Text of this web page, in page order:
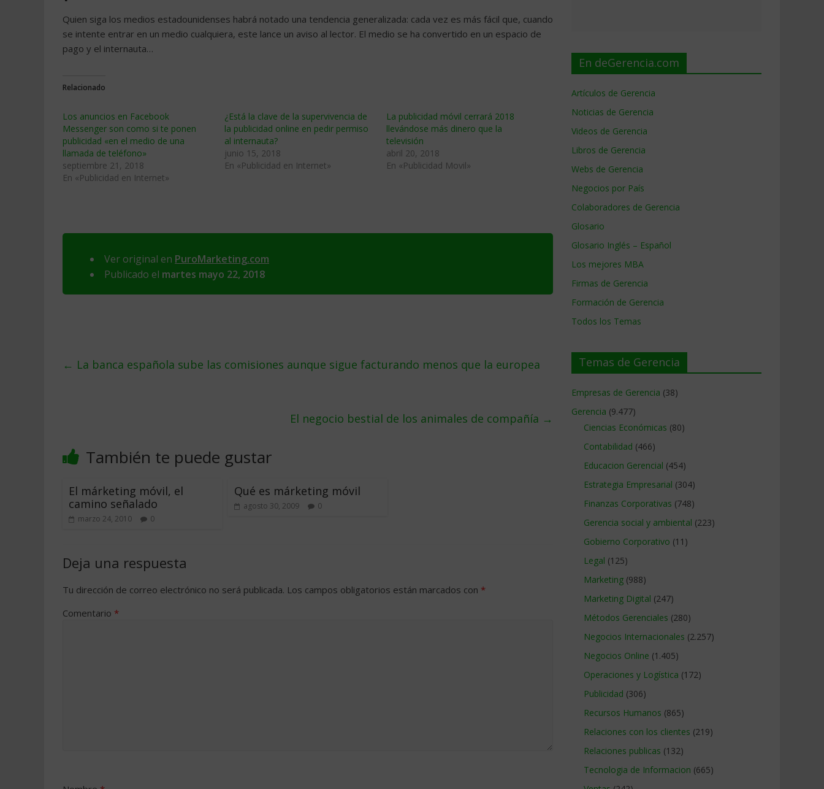
Quien siga los medios estadounidenses habrá notado una tendencia generalizada: cada vez es más fácil que, cuando
se intente entrar en un medio cualquiera, este lance un aviso al lector. El medio se ha convertido en un espacio de
pago y el internauta…
Relacionado
Los anuncios en Facebook
Messenger son como si te ponen
publicidad «en el medio de una
llamada de teléfono»
septiembre 21, 2018
En «Publicidad en Internet»
¿Está la clave de la supervivencia de
la publicidad online en pedir permiso
al internauta?
junio 15, 2018
En «Publicidad en Internet»
La publicidad móvil cerrará 2018
llevándose más dinero que la
televisión
abril 20, 2018
En «Publicidad Movil»
Ver original en PuroMarketing.com
Publicado el martes mayo 22, 2018
← La banca española sube las comisiones aunque sigue facturando menos que la europea
El negocio bestial de los animales de compañía →
También te puede gustar
El márketing móvil, el
camino señalado
marzo 24, 2010 0
Qué es márketing móvil
agosto 30, 2009 0
Deja una respuesta
Tu dirección de correo electrónico no será publicada. Los campos obligatorios están marcados con *
Comentario *
En deGerencia.com
Artículos de Gerencia
Noticias de Gerencia
Videos de Gerencia
Libros de Gerencia
Webs de Gerencia
Negocios por País
Colaboradores de Gerencia
Glosario
Glosario Inglés – Español
Los mejores MBA
Firmas de Gerencia
Formación de Gerencia
Todos los Temas
Temas de Gerencia
Empresas de Gerencia (38)
Gerencia (9.477)
Ciencias Económicas (80)
Contabilidad (466)
Educacion Gerencial (454)
Estrategia Empresarial (304)
Finanzas Corporativas (748)
Gerencia social y ambiental (223)
Gobierno Corporativo (11)
Legal (125)
Marketing (988)
Marketing Digital (247)
Métodos Gerenciales (280)
Negocios Internacionales (2.257)
Negocios Online (1.405)
Operaciones y Logística (172)
Publicidad (306)
Recursos Humanos (865)
Relaciones con los clientes (219)
Relaciones publicas (132)
Tecnologia de Informacion (665)